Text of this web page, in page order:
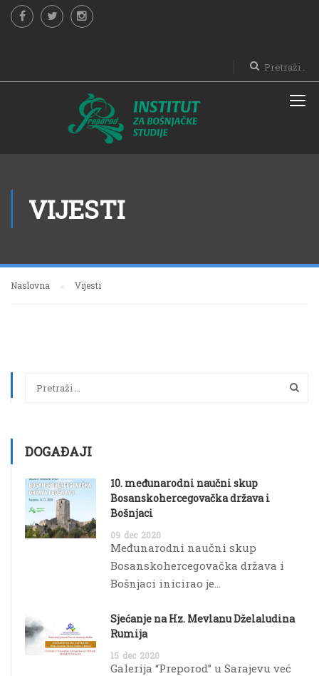
VIJESTI
Naslovna Vijesti
DOGAĐAJI
10. međunarodni naučni skup
Bosanskohercegovačka država i
Bošnjaci
09 dec 2020
Međunarodni naučni skup
Bosanskohercegovačka država i
Bošnjaci inicirao je...
Sjećanje na Hz. Mevlanu Dželaludina
Rumija
15 dec 2020
Galerija “Preporod” u Sarajevu već